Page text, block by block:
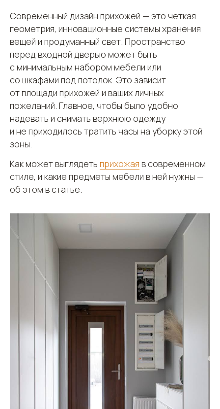
Современный дизайн прихожей — это четкая
геометрия, инновационные системы хранения
вещей и продуманный свет. Пространство
перед входной дверью может быть
с минимальным набором мебели или
со шкафами под потолок. Это зависит
от площади прихожей и ваших личных
пожеланий. Главное, чтобы было удобно
надевать и снимать верхнюю одежду
и не приходилось тратить часы на уборку этой
зоны.
Как может выглядеть прихожая в современном
стиле, и какие предметы мебели в ней нужны —
об этом в статье.